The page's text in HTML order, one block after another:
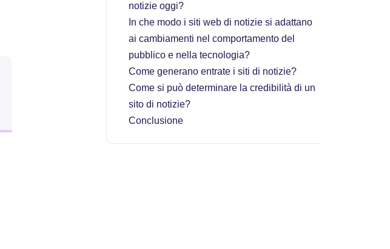
notizie oggi?
In che modo i siti web di notizie si adattano
ai cambiamenti nel comportamento del
pubblico e nella tecnologia?
Come generano entrate i siti di notizie?
Come si può determinare la credibilità di un
sito di notizie?
Conclusione